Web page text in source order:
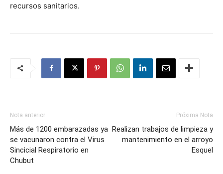
recursos sanitarios.
Nota anterior
Más de 1200 embarazadas ya
se vacunaron contra el Virus
Sincicial Respiratorio en
Chubut
Próxima Nota
Realizan trabajos de limpieza y
mantenimiento en el arroyo
Esquel